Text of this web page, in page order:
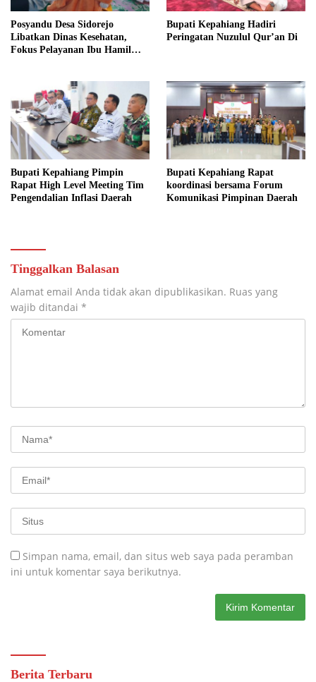
Posyandu Desa Sidorejo
Libatkan Dinas Kesehatan,
Fokus Pelayanan Ibu Hamil
Bupati Kepahiang Hadiri
Peringatan Nuzulul Qur’an Di
Bupati Kepahiang Pimpin
Rapat High Level Meeting Tim
Pengendalian Inflasi Daerah
Bupati Kepahiang Rapat
koordinasi bersama Forum
Komunikasi Pimpinan Daerah
Tinggalkan Balasan
Alamat email Anda tidak akan dipublikasikan. Ruas yang
wajib ditandai *
Simpan nama, email, dan situs web saya pada peramban
ini untuk komentar saya berikutnya.
Berita Terbaru